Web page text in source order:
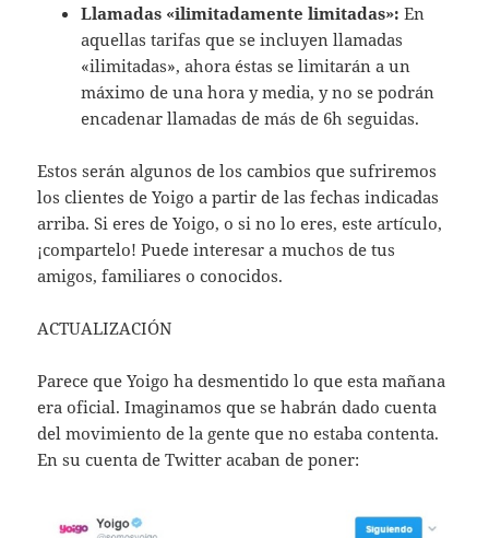
Llamadas «ilimitadamente limitadas»: En
aquellas tarifas que se incluyen llamadas
«ilimitadas», ahora éstas se limitarán a un
máximo de una hora y media, y no se podrán
encadenar llamadas de más de 6h seguidas.
Estos serán algunos de los cambios que sufriremos
los clientes de Yoigo a partir de las fechas indicadas
arriba. Si eres de Yoigo, o si no lo eres, este artículo,
¡compartelo! Puede interesar a muchos de tus
amigos, familiares o conocidos.
ACTUALIZACIÓN
Parece que Yoigo ha desmentido lo que esta mañana
era oficial. Imaginamos que se habrán dado cuenta
del movimiento de la gente que no estaba contenta.
En su cuenta de Twitter acaban de poner: